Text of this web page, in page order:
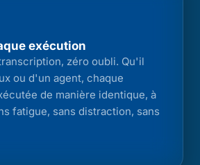
exécution
zéro oubli. Qu'il
ou d'un agent, chaque
de manière identique, à
fatigue, sans distraction, sans